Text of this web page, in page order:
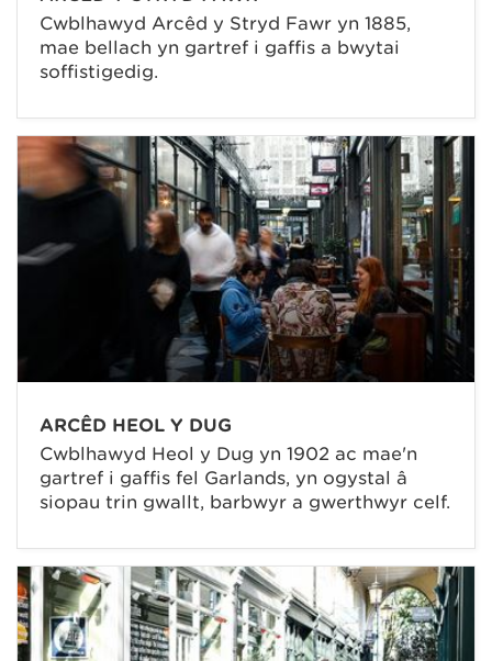
Cwblhawyd Arcêd y Stryd Fawr yn 1885,
mae bellach yn gartref i gaffis a bwytai
soffistigedig.
ARCÊD HEOL Y DUG
Cwblhawyd Heol y Dug yn 1902 ac mae'n
gartref i gaffis fel Garlands, yn ogystal â
siopau trin gwallt, barbwyr a gwerthwyr celf.